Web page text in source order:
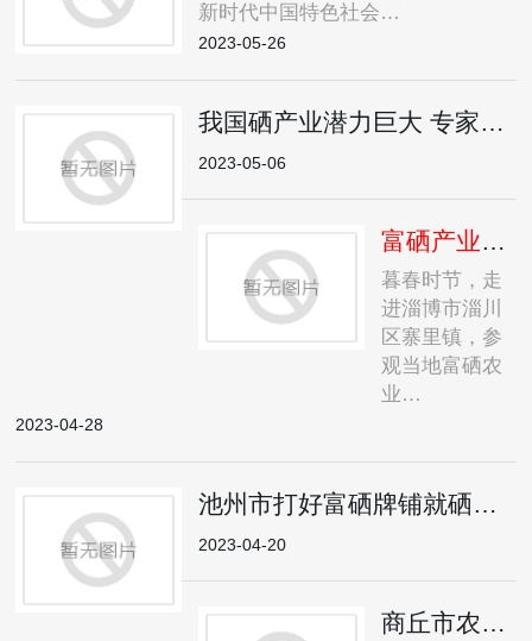
新时代中国特色社会…
2023-05-26
2023-05-06
富硒产业
，
暮春时节，走
进淄博市淄川
区寨里镇，参
观当地富硒农
业…
2023-04-28
2023-04-20
商丘市农林科学院专家到永城市开展